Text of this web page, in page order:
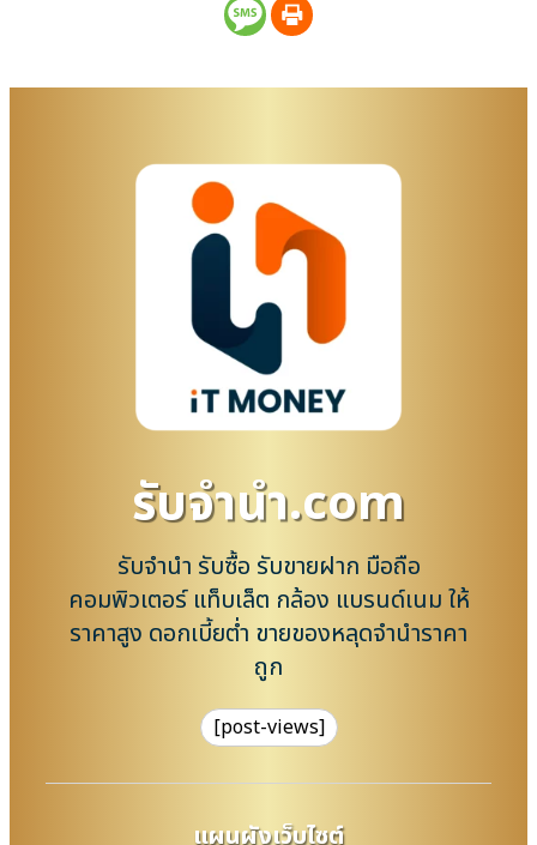
รับจํานํา.com
รับจำนำ รับซื้อ รับขายฝาก มือถือ
คอมพิวเตอร์ แท็บเล็ต กล้อง แบรนด์เนม ให้
ราคาสูง ดอกเบี้ยต่ำ ขายของหลุดจำนำราคา
ถูก
[post-views]
แผนผังเว็บไซต์